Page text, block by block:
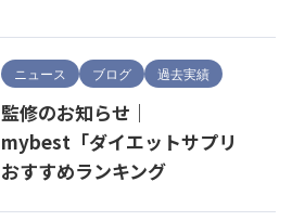
ニュース ブログ 過去実績
監修のお知らせ｜
mybest「ダイエットサプリ
おすすめランキング